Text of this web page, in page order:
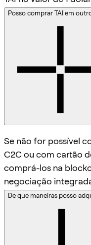
Posso comprar TAI em
Se não for possível
C2C ou com cartão
comprá-los na
negociação
De que maneiras posso